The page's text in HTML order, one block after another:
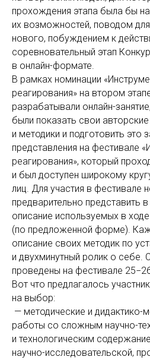
прохождения этапа была бы
их возможностей, поводом
нового, побуждением к
соревновательный этап
в онлайн-формате.
В рамках номинации
реагирования» на втором
разрабатывали онлайн-
были показать свои
и методики и подготовить это
представления на фестивале
реагирования», который
и был доступен широкому
лиц. Для участия в фестивале
предварительно представить
описание используемых в
(по предложенной форме).
описание своих методик по
и двухминутный ролик о себе.
проведены на фестивале
Вот что предлагалось
на выбор:
— методические и дидактико-
работы со сложным научно-
и технологическим
научно-исследовательской,